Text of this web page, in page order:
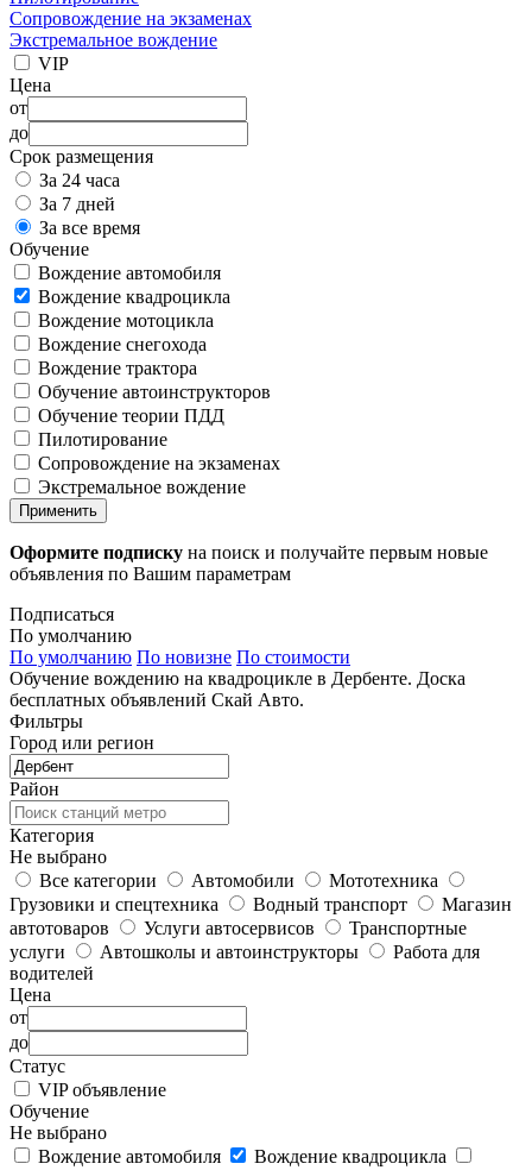
Сопровождение на экзаменах
Экстремальное вождение
VIP
Цена
от
до
Срок размещения
За 24 часа
За 7 дней
За все время
Обучение
Вождение автомобиля
Вождение квадроцикла
Вождение мотоцикла
Вождение снегохода
Вождение трактора
Обучение автоинструкторов
Обучение теории ПДД
Пилотирование
Сопровождение на экзаменах
Экстремальное вождение
Применить
Оформите подписку на поиск и получайте первым новые
объявления по Вашим параметрам
Подписаться
По умолчанию
По умолчанию По новизне По стоимости
Обучение вождению на квадроцикле в Дербенте. Доска
бесплатных объявлений Скай Авто.
Фильтры
Город или регион
Район
Категория
Не выбрано
Все категории
Автомобили
Мототехника
Грузовики и спецтехника
Водный транспорт
Магазин
автотоваров
Услуги автосервисов
Транспортные
услуги
Автошколы и автоинструкторы
Работа для
водителей
Цена
от
до
Статус
VIP объявление
Обучение
Не выбрано
Вождение автомобиля
Вождение квадроцикла